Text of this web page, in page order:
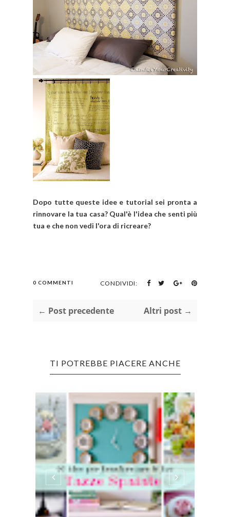
Dopo tutte queste idee e tutorial sei pronta a
rinnovare la tua casa? Qual'è l'idea che senti più
tua e che non vedi l'ora di ricreare?
0 COMMENTI CONDIVIDI:
← Post precedente Altri post →
TI POTREBBE PIACERE ANCHE